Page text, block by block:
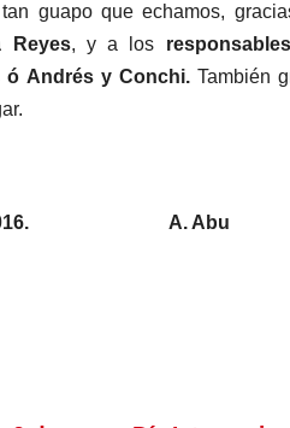
guapo que echamos,
Reyes, y a los responsables
ó Andrés y Conchi. También
de 2016. A. Abu